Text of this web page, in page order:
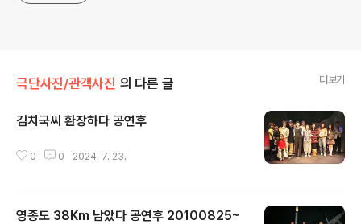
극단사진/관객사진 의 다른 글 더보기
김치국씨 환장하다 공연후
0 0 2024. 7. 23.
영종도 38Km 남았다 공연후 20100825~